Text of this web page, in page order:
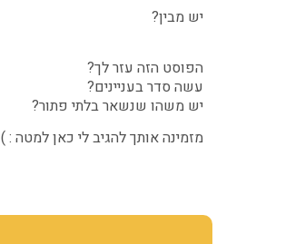
יש מבין?
הפוסט הזה עזר לך?
עשה סדר בעניינים?
יש משהו שנשאר בלתי פתור?
מזמינה אותך להגיב לי כאן למטה : )